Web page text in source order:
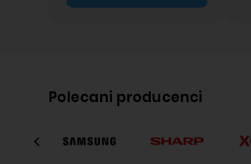
Polecani producenci